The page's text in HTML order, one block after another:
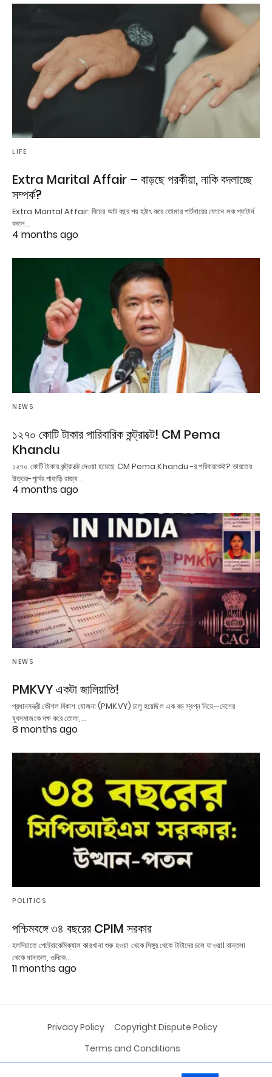
LIFE
Extra Marital Affair – বাড়ছে পরকীয়া, নাকি বদলাচ্ছে
সম্পর্ক?
Extra Marital Affair: বিয়ের আট বছর পর হঠাৎ করে তোমার পার্টনারের ফোনে লক প্যাটার্ন
বদলে…
4 months ago
NEWS
১২৭০ কোটি টাকার পারিবারিক কন্ট্রাক্টে! CM Pema
Khandu
১২৭০ কোটি টাকার কন্ট্রাক্টে দেওয়া হয়েছে CM Pema Khandu -র পরিবারকেই? ভারতের
উত্তর-পূর্বের পাহাড়ি রাজ্য…
4 months ago
NEWS
PMKVY একটা জালিয়াতি!
প্রধানমন্ত্রী কৌশল বিকাশ যোজনা (PMKVY) চালু হয়েছিল এক বড় স্বপ্ন নিয়ে—দেশের
যুবসমাজকে দক্ষ করে তোলা,…
8 months ago
POLITICS
পশ্চিমবঙ্গে ৩৪ বছরের CPIM সরকার
হলদিয়াতে পেট্রোকেমিক্যাল কারখানা শুরু হওয়া থেকে সিঙ্গুর থেকে টাটাদের চলে যাওয়া। বান্তলা
থেকে ধান্তলা, ওদিকে…
11 months ago
Privacy Policy
Copyright Dispute Policy
Terms and Conditions